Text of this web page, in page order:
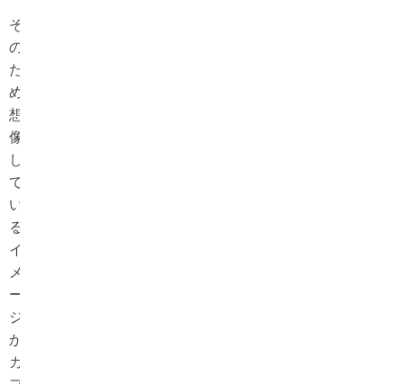
そ
の
た
め
想
像
し
て
い
る
イ
メ
ー
ジ
が
カ